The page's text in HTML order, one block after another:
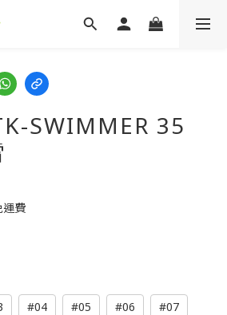
SWIMMER 35
運費
#04 #05 #06 #07